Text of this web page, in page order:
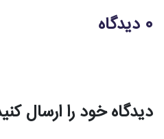
0 دیدگاه
دیدگاه خود را ارسال